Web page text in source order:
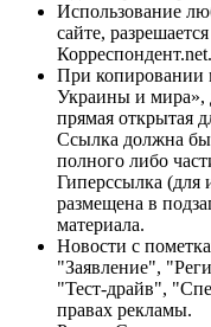
Использование
сайте,
Корреспондент.net.
При копировании
Украины и мира»,
прямая открытая
Ссылка должна
полного либо
Гиперссылка (для
размещена в
материала.
Новости с
"Заявление",
"Тест-драйв",
правах рекламы.